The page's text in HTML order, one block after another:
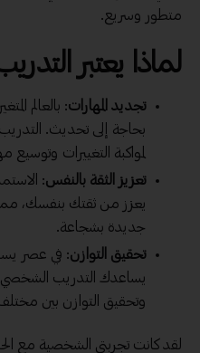
متطور وسريع.
لماذا يعتبر
تجديد المهارات: بالعالم
بحاجة إلى تحديث.
لمواكبة التغييرات وتوسيع
تعزيز الثقة بالنفس:
يعزز من ثقتك بنفسك،
جديدة بشجاعة.
تحقيق التوازن: في عصر
يساعدك التدريب
وتحقيق التوازن بين
لقد كانت تجربتي الشخصية مع